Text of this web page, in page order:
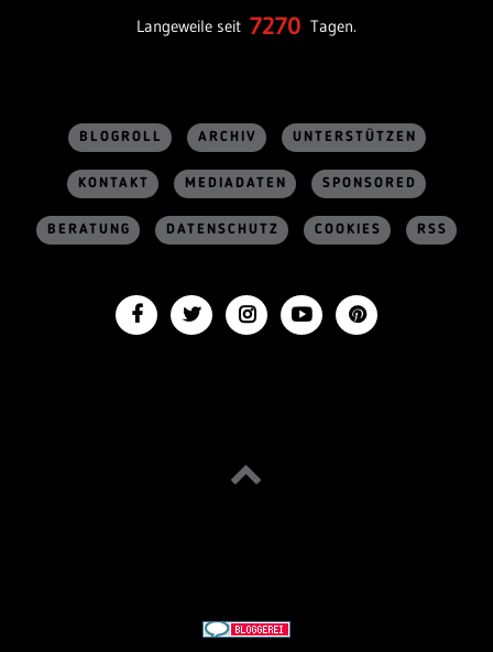
Langeweile seit 7270 Tagen.
BLOGROLL ARCHIV UNTERSTÜTZEN
KONTAKT MEDIADATEN SPONSORED
BERATUNG DATENSCHUTZ COOKIES RSS